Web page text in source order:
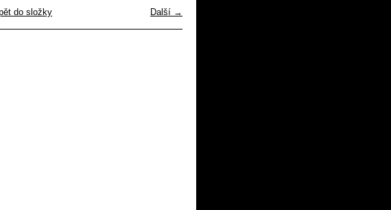
Další →
do složky